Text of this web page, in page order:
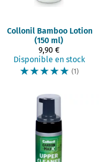
Collonil Bamboo Lotion
(150 ml)
9,90 €
Disponible en stock
☆☆☆☆☆ (1)